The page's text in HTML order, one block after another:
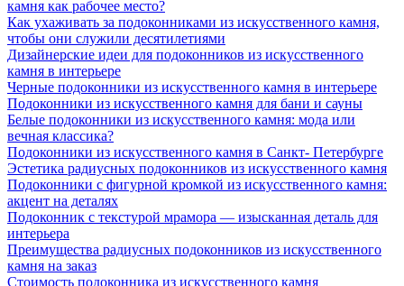
камня как рабочее место?
Как ухаживать за подоконниками из искусственного камня,
чтобы они служили десятилетиями
Дизайнерские идеи для подоконников из искусственного
камня в интерьере
Черные подоконники из искусственного камня в интерьере
Подоконники из искусственного камня для бани и сауны
Белые подоконники из искусственного камня: мода или
вечная классика?
Подоконники из искусственного камня в Санкт- Петербурге
Эстетика радиусных подоконников из искусственного камня
Подоконники с фигурной кромкой из искусственного камня:
акцент на деталях
Подоконник с текстурой мрамора — изысканная деталь для
интерьера
Преимущества радиусных подоконников из искусственного
камня на заказ
Стоимость подоконника из искусственного камня